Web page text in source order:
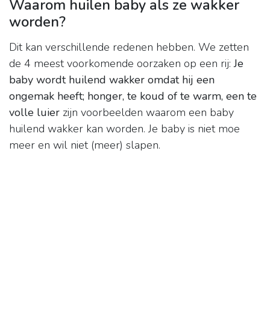
Waarom huilen baby als ze wakker
worden?
Dit kan verschillende redenen hebben. We zetten
de 4 meest voorkomende oorzaken op een rij:Je
baby wordt huilend wakker omdat hij een
ongemak heeft; honger, te koud of te warm, een te
volle luier zijn voorbeelden waarom een baby
huilend wakker kan worden. Je baby is niet moe
meer en wil niet (meer) slapen.